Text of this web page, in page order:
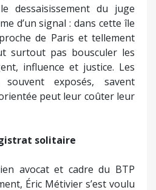
dessaisissement du juge
d’un signal : dans cette île
de Paris et tellement
surtout pas bousculer les
influence et justice. Les
souvent exposés, savent
peut leur coûter leur
solitaire
avocat et cadre du BTP
Éric Métivier s’est voulu